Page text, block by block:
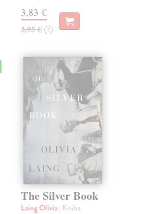
3,83 €
3,95 € ?
The Silver Book
Laing Olivia| Kniha